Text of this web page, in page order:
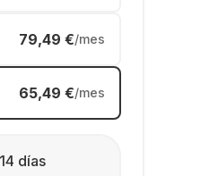
79,49 €/mes
65,49 €/mes
días